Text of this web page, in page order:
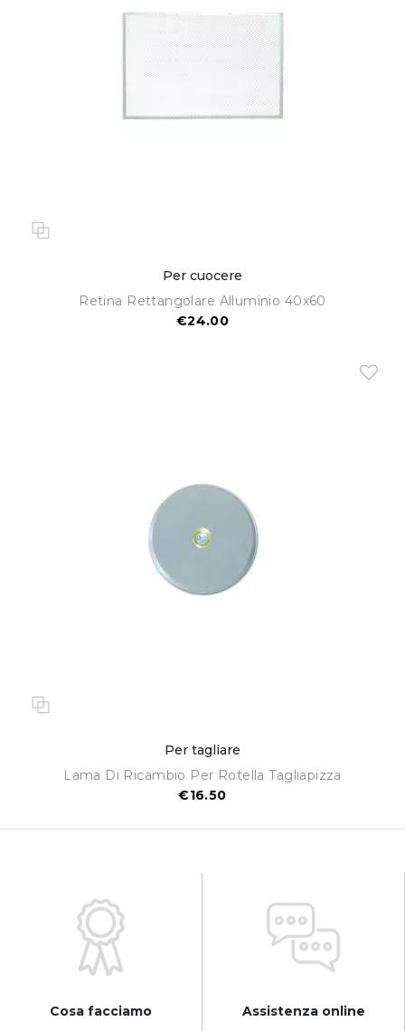
Per cuocere
Retina Rettangolare Alluminio 40x60
€24.00
Per tagliare
Lama Di Ricambio Per Rotella Tagliapizza
€16.50
Cosa facciamo Assistenza online